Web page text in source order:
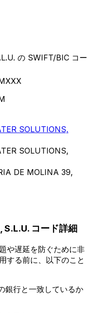
の SWIFT/BIC コー
SOLUTIONS,
SOLUTIONS,
DE MOLINA 39,
S.L.U. コード詳細
や遅延を防ぐために非
する前に、以下のこと
銀行と一致しているか